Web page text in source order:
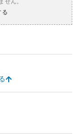
せん。
る